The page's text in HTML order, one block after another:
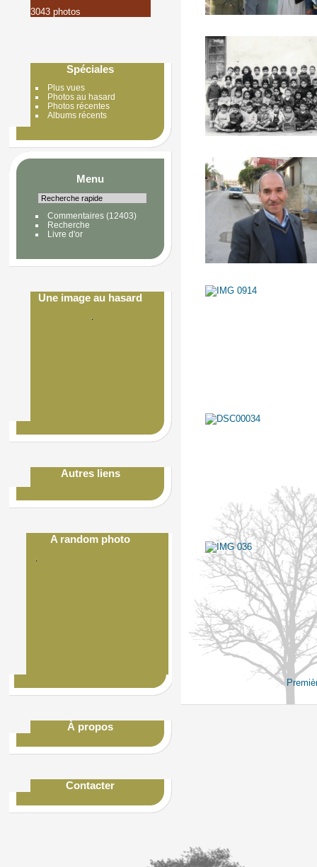
3043 photos
Spéciales
Plus vues
Photos au hasard
Photos récentes
Albums récents
Menu
Commentaires(12403)
Recherche
Livre d'or
Une image au hasard
Autres liens
A random photo
À propos
Contacter